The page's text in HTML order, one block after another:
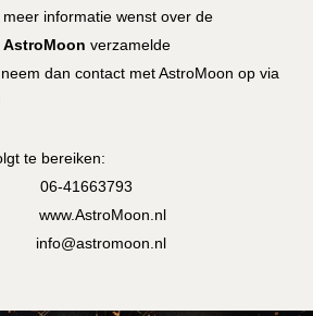
informatie wenst over de
AstroMoon verzamelde
dan contact met AstroMoon op via
te bereiken: